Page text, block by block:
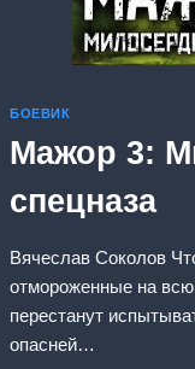
БОЕВИК
Мажор 3:
спецназа
Вячеслав Соколов
отмороженные на
перестанут
опасней…